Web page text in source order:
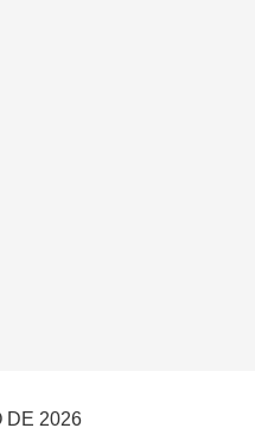
DE 2026